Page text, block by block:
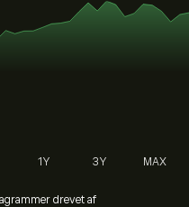
1Y 3Y MAX
drevet af